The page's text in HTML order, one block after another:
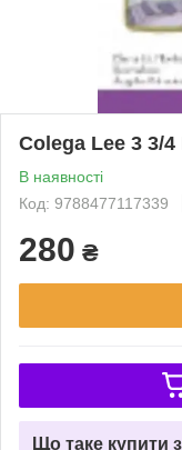
Colega Lee 3 3/
В наявності
Код: 9788477117339
280 ₴
Що таке купити